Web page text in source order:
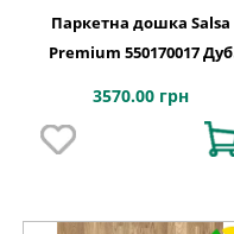
Паркетна дошка Salsa
Premium 550170017 Дуб
3570.00 грн